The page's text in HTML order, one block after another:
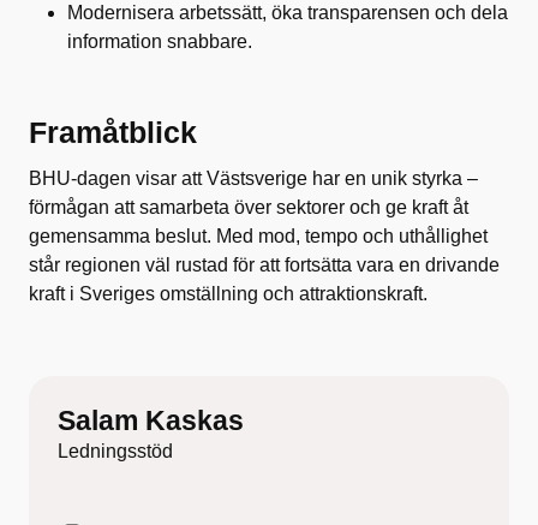
Modernisera arbetssätt, öka transparensen och dela
information snabbare.
Framåtblick
BHU-dagen visar att Västsverige har en unik styrka –
förmågan att samarbeta över sektorer och ge kraft åt
gemensamma beslut. Med mod, tempo och uthållighet
står regionen väl rustad för att fortsätta vara en drivande
kraft i Sveriges omställning och attraktionskraft.
Salam Kaskas
Ledningsstöd